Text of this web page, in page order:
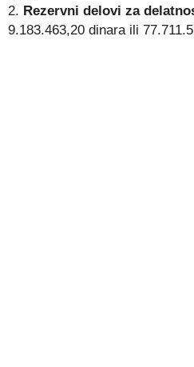
2. Rezervni delovi za
9.183.463,20 dinara ili